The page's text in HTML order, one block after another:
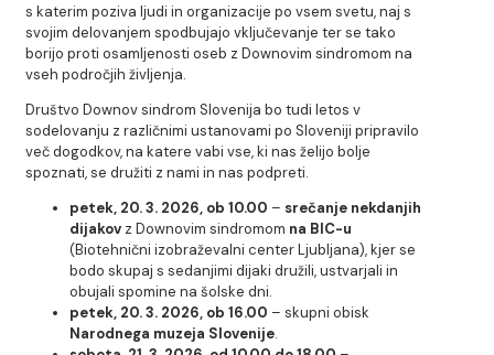
s katerim poziva ljudi in organizacije po vsem svetu, naj s
svojim delovanjem spodbujajo vključevanje ter se tako
borijo proti osamljenosti oseb z Downovim sindromom na
vseh področjih življenja.
Društvo Downov sindrom Slovenija bo tudi letos v
sodelovanju z različnimi ustanovami po Sloveniji pripravilo
več dogodkov, na katere vabi vse, ki nas želijo bolje
spoznati, se družiti z nami in nas podpreti.
petek, 20. 3. 2026, ob 10.00 – srečanje nekdanjih
dijakov z Downovim sindromom na BIC-u
(Biotehnični izobraževalni center Ljubljana), kjer se
bodo skupaj s sedanjimi dijaki družili, ustvarjali in
obujali spomine na šolske dni.
petek, 20. 3. 2026, ob 16.00 – skupni obisk
Narodnega muzeja Slovenije.